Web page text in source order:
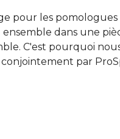
pour les
ensemble dans une
C'est pourquoi
par